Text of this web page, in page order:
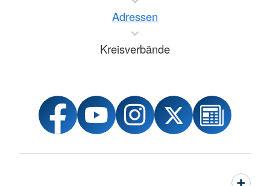
Adressen
Kreisverbände